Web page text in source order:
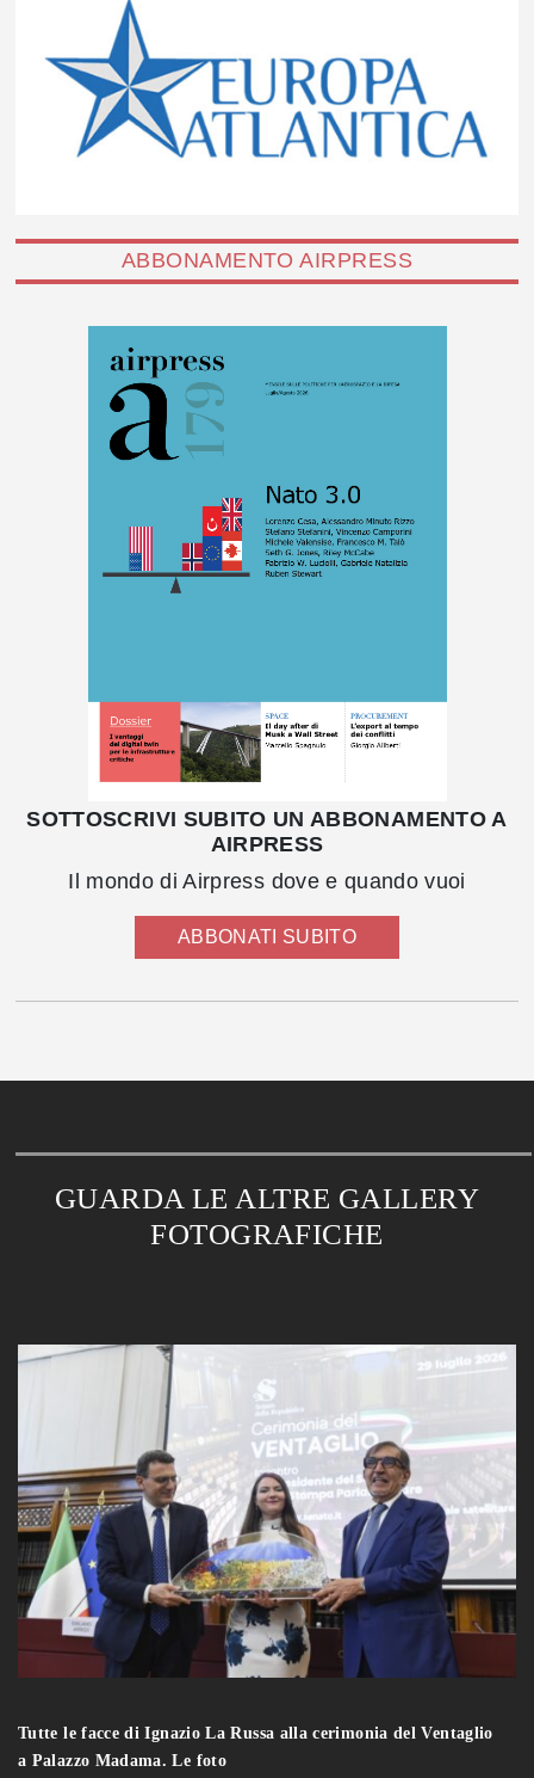
ABBONAMENTO AIRPRESS
SOTTOSCRIVI SUBITO UN ABBONAMENTO A
AIRPRESS
Il mondo di Airpress dove e quando vuoi
ABBONATI SUBITO
GUARDA LE ALTRE GALLERY
FOTOGRAFICHE
Tutte le facce di Ignazio La Russa alla cerimonia del Ventaglio
a Palazzo Madama. Le foto